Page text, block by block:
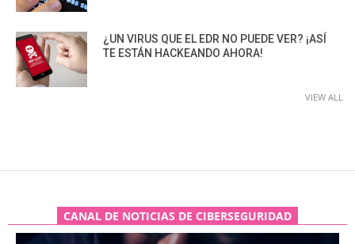
¿UN VIRUS QUE EL EDR NO PUEDE VER? ¡ASÍ
TE ESTÁN HACKEANDO AHORA!
VIEW ALL
CANAL DE NOTICIAS DE CIBERSEGURIDAD